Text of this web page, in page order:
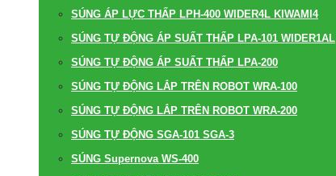
SÚNG ÁP LỰC THẤP LPH-400 WIDER4L KIWAMI4
SÚNG TỰ ĐỘNG ÁP SUẤT THẤP LPA-101 WIDER1AL
SÚNG TỰ ĐỘNG ÁP SUẤT THẤP LPA-200
SÚNG TỰ ĐỘNG LẮP TRÊN ROBOT WRA-100
SÚNG TỰ ĐỘNG LẮP TRÊN ROBOT WRA-200
SÚNG TỰ ĐỘNG SGA-101 SGA-3
SÚNG Supernova WS-400